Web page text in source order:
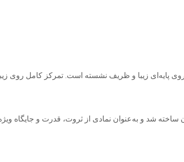
پایه‌ای زیبا و ظریف نشسته است. تمرکز کامل
ساخته شد و به‌عنوان نمادی از ثروت، قدرت و